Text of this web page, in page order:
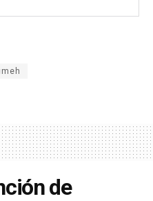
de